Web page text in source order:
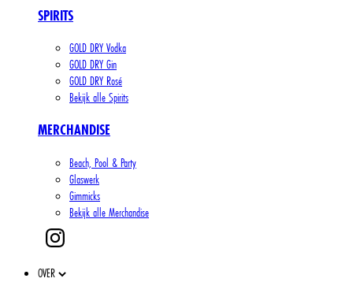
SPIRITS
GOLD DRY Vodka
GOLD DRY Gin
GOLD DRY Rosé
Bekijk alle Spirits
MERCHANDISE
Beach, Pool & Party
Glaswerk
Gimmicks
Bekijk alle Merchandise
OVER